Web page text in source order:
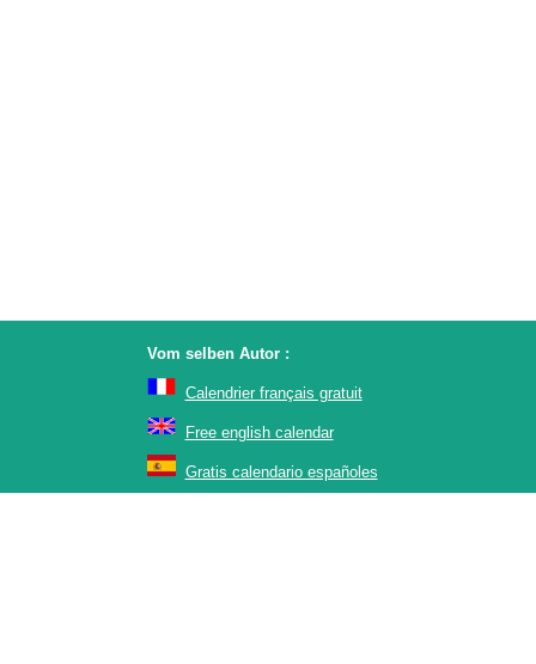
Vom selben Autor :
Calendrier français gratuit
Free english calendar
Gratis calendario españoles